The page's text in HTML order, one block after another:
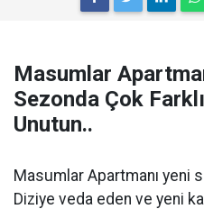
Masumlar
Sezonda Çok
Unutun..
Masumlar Apartmanı yeni
Diziye veda eden ve yeni